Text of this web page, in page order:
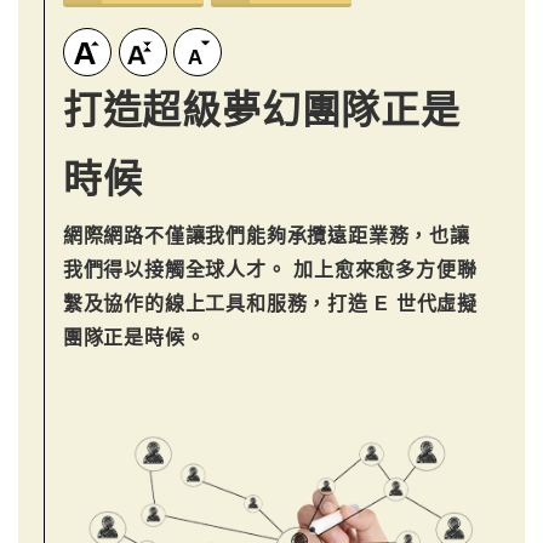
打造超級夢幻團隊正是
時候
網際網路不僅讓我們能夠承攬遠距業務，也讓
我們得以接觸全球人才。 加上愈來愈多方便聯
繫及協作的線上工具和服務，打造 E 世代虛擬
團隊正是時候。